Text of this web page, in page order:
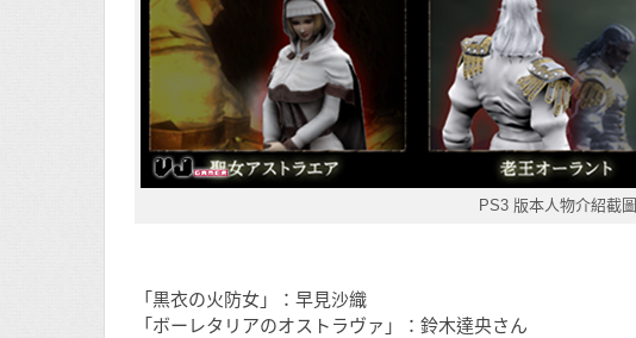
PS3 版本人物介紹截圖
「黒衣の火防女」：早見沙織
「ボーレタリアのオストラヴァ」：鈴木達央さん